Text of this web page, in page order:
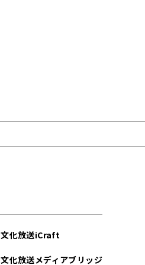
文化放送iCraft
文化放送メディアブリッジ